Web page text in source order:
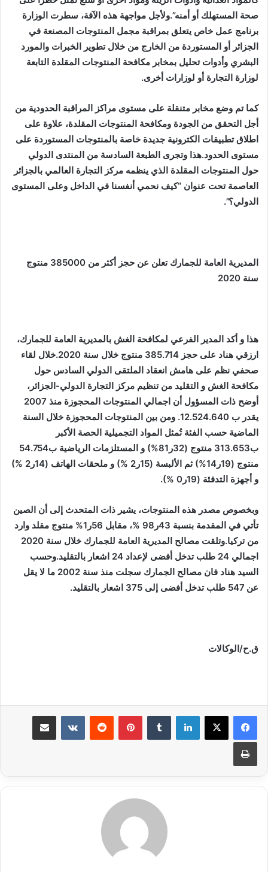
صحة المستهلك أو أمنه”.ولأجل مواجهة هذه الآفة، سطرت الوزارة
برنامج عمل خاص يتعلق بمراقبة مجمل المنتوجات المصنعة في
الجزائر أو المستوردة من الخارج من خلال تطوير الخبرات والمورد
البشري وأدوات تحليل بمخابر مكافحة المنتوجات المقلدة التابعة
لوزارة التجارة أو لوزارات أخرى.
كما تم وضع مخابر متنقلة على مستوى مراكز المراقبة الحدودية من
أجل التحقق من الجودة ومكافحة المنتوجات المقلدة، علاوة على
اطلاق تطبيقات الكترونية جديدة خاصة بالمنتوجات المستوردة على
مستوى الحدود.هذا وتجرى الطبعة السادسة من المنتدى الدولي
حول المنتوجات المقلدة الذي ينظمه مركز التجارة العالمي بالجزائر
العاصمة تحت عنوان “كيف نحمي أنفسنا في الداخل وعلى المستوى
الدولي؟”.
المديرية العامة للجماركتعلن عن
حجز أكثر من 385000 منتوج
سنة 2020
هذا و أكد المدير الفرعي لمكافحة الغش بالمديرية العامة للجمارك،
ارزقي هناد على حجز 385.714 منتوج خلال سنة 2020.خلال لقاء
صحفي نظم على هامش انعقاد الملتقى الدولي السادس حول
مكافحة الغش و التقليد من تنظيم مركز التجارة الدولي-الجزائر،
يقدر ب 12.524.640. ومن بين المنتوجات المحجوزة خلال السنة
الماضية حسب الفئة تُمثل المواد التجميلية الحصة الأكبر
ب313.653 منتوج (32ر81%) و المستلزمات الرياضية ب54.754
منتوج (19ر14%) ثم الألبسة (15ر2 %) و ملحقات الهاتف (14ر2 %)
و أجهزة التدفئة (19ر0 %).
وبخصوص مصدر هذه المنتوجات، يشير ذات المتحدث إلى أن الصين
تأتي في المقدمة بنسبة 43ر98 %، مقابل 56ر1% منتوج مقلد وارد
من تركيا.وتلقت مصالح المديرية العامة للجمارك خلال سنة 2020
اجمالي 24 طلب تدخل أفضى لإعداد 24 اشعار بالتقليد.وحسب
السيد هناد فان مصالح الجمارك سجلت منذ سنة 2002 ما لا يقل
عن 547 طلب تدخل أفضى إلى 375 اشعار بالتقليد.
ق.ح/الوكالات
لينكدإن بينتيريست
طباعة